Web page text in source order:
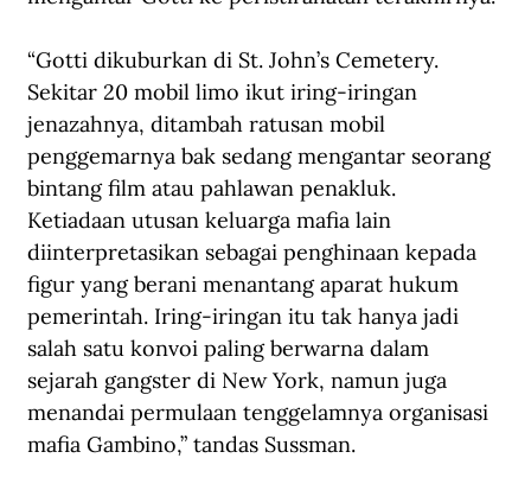
“Gotti dikuburkan di St. John’s Cemetery.
Sekitar 20 mobil limo ikut iring-iringan
jenazahnya, ditambah ratusan mobil
penggemarnya bak sedang mengantar seorang
bintang film atau pahlawan penakluk.
Ketiadaan utusan keluarga mafia lain
diinterpretasikan sebagai penghinaan kepada
figur yang berani menantang aparat hukum
pemerintah. Iring-iringan itu tak hanya jadi
salah satu konvoi paling berwarna dalam
sejarah gangster di New York, namun juga
menandai permulaan tenggelamnya organisasi
mafia Gambino,” tandas Sussman.